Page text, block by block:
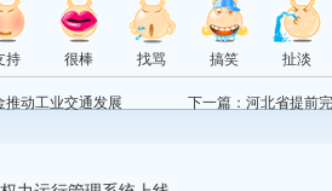
持 很棒 找骂 搞笑 扯淡
推动工业交通发展 下一篇： 河北省提前